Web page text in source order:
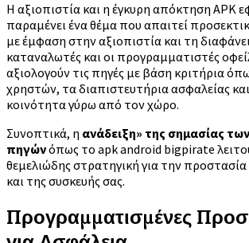
Η αξιοπιστία και η έγκυρη απόκτηση APK
παραμένει ένα θέμα που απαιτεί
με έμφαση στην αξιοπιστία και τη
καταναλωτές και οι προγραμματιστές
αξιολογούν τις πηγές με βάση κριτήρια
χρηστών, τα διαπιστευτήρια ασφαλείας
κοινότητα γύρω από τον χώρο.
Συνοπτικά, η ανάδειξη» της σημασίας
πηγώνόπως το apk android bigpirate
θεμελιώδης στρατηγική για την
και της συσκευής σας.
Προγραμματισμένες